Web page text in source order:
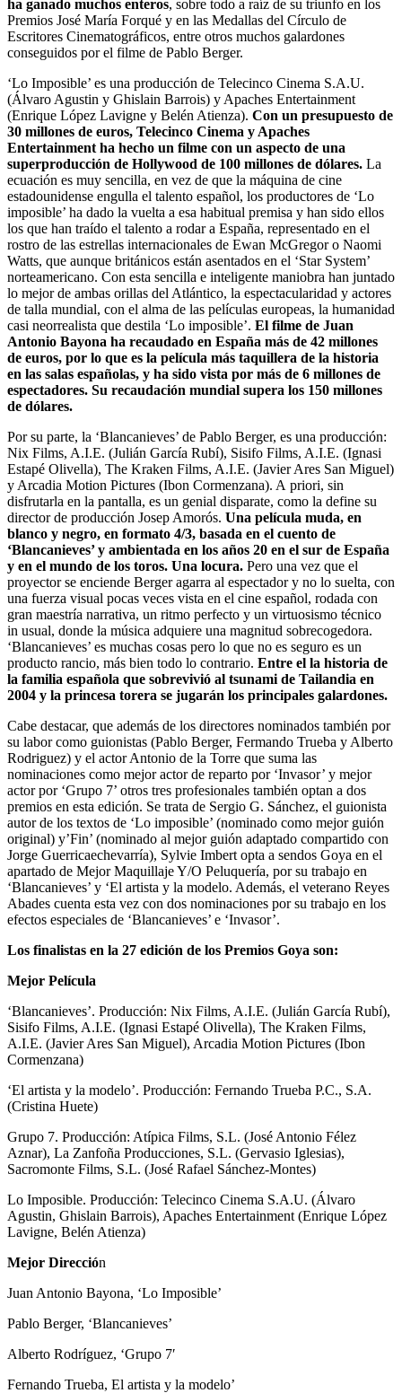
ha ganado muchos enteros, sobre todo a raíz de su triunfo en los
Premios José María Forqué y en las Medallas del Círculo de
Escritores Cinematográficos, entre otros muchos galardones
conseguidos por el filme de Pablo Berger.
‘Lo Imposible’ es una producción de Telecinco Cinema S.A.U.
(Álvaro Agustin y Ghislain Barrois) y Apaches Entertainment
(Enrique López Lavigne y Belén Atienza). Con un presupuesto de
30 millones de euros, Telecinco Cinema y Apaches
Entertainment ha hecho un filme con un aspecto de una
superproducción de Hollywood de 100 millones de dólares. La
ecuación es muy sencilla, en vez de que la máquina de cine
estadounidense engulla el talento español, los productores de ‘Lo
imposible’ ha dado la vuelta a esa habitual premisa y han sido ellos
los que han traído el talento a rodar a España, representado en el
rostro de las estrellas internacionales de Ewan McGregor o Naomi
Watts, que aunque británicos están asentados en el ‘Star System’
norteamericano. Con esta sencilla e inteligente maniobra han juntado
lo mejor de ambas orillas del Atlántico, la espectacularidad y actores
de talla mundial, con el alma de las películas europeas, la humanidad
casi neorrealista que destila ‘Lo imposible’. El filme de Juan
Antonio Bayona ha recaudado en España más de 42 millones
de euros, por lo que es la película más taquillera de la historia
en las salas españolas, y ha sido vista por más de 6 millones de
espectadores. Su recaudación mundial supera los 150 millones
de dólares.
Por su parte, la ‘Blancanieves’ de Pablo Berger, es una producción:
Nix Films, A.I.E. (Julián García Rubí), Sisifo Films, A.I.E. (Ignasi
Estapé Olivella), The Kraken Films, A.I.E. (Javier Ares San Miguel)
y Arcadia Motion Pictures (Ibon Cormenzana). A priori, sin
disfrutarla en la pantalla, es un genial disparate, como la define su
director de producción Josep Amorós. Una película muda, en
blanco y negro, en formato 4/3, basada en el cuento de
‘Blancanieves’ y ambientada en los años 20 en el sur de España
y en el mundo de los toros. Una locura. Pero una vez que el
proyector se enciende Berger agarra al espectador y no lo suelta, con
una fuerza visual pocas veces vista en el cine español, rodada con
gran maestría narrativa, un ritmo perfecto y un virtuosismo técnico
in usual, donde la música adquiere una magnitud sobrecogedora.
‘Blancanieves’ es muchas cosas pero lo que no es seguro es un
producto rancio, más bien todo lo contrario. Entre el la historia de
la familia española que sobrevivió al tsunami de Tailandia en
2004 y la princesa torera se jugarán los principales galardones.
Cabe destacar, que además de los directores nominados también por
su labor como guionistas (Pablo Berger, Fermando Trueba y Alberto
Rodriguez) y el actor Antonio de la Torre que suma las
nominaciones como mejor actor de reparto por ‘Invasor’ y mejor
actor por ‘Grupo 7’ otros tres profesionales también optan a dos
premios en esta edición. Se trata de Sergio G. Sánchez, el guionista
autor de los textos de ‘Lo imposible’ (nominado como mejor guión
original) y’Fin’ (nominado al mejor guión adaptado compartido con
Jorge Guerricaechevarría), Sylvie Imbert opta a sendos Goya en el
apartado de Mejor Maquillaje Y/O Peluquería, por su trabajo en
‘Blancanieves’ y ‘El artista y la modelo. Además, el veterano Reyes
Abades cuenta esta vez con dos nominaciones por su trabajo en los
efectos especiales de ‘Blancanieves’ e ‘Invasor’.
Los finalistas en la 27 edición de los Premios Goya son:
Mejor Película
‘Blancanieves’. Producción: Nix Films, A.I.E. (Julián García Rubí),
Sisifo Films, A.I.E. (Ignasi Estapé Olivella), The Kraken Films,
A.I.E. (Javier Ares San Miguel), Arcadia Motion Pictures (Ibon
Cormenzana)
‘El artista y la modelo’. Producción: Fernando Trueba P.C., S.A.
(Cristina Huete)
Grupo 7. Producción: Atípica Films, S.L. (José Antonio Félez
Aznar), La Zanfoña Producciones, S.L. (Gervasio Iglesias),
Sacromonte Films, S.L. (José Rafael Sánchez-Montes)
Lo Imposible. Producción: Telecinco Cinema S.A.U. (Álvaro
Agustin, Ghislain Barrois), Apaches Entertainment (Enrique López
Lavigne, Belén Atienza)
Mejor Dirección
Juan Antonio Bayona, ‘Lo Imposible’
Pablo Berger, ‘Blancanieves’
Alberto Rodríguez, ‘Grupo 7′
Fernando Trueba, El artista y la modelo’